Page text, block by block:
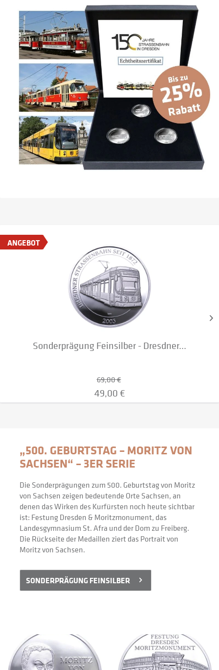
ANGEBOT
Sonderprägung Feinsilber - Dresdner...
69,00 €
49,00 €
„500. GEBURTSTAG – MORITZ VON
SACHSEN“ – 3ER SERIE
Die Sonderprägungen zum 500. Geburtstag von Moritz
von Sachsen zeigen bedeutende Orte Sachsen, an
denen das Wirken des Kurfürsten noch heute sichtbar
ist: Festung Dresden & Moritzmonument, das
Landesgymnasium St. Afra und der Dom zu Freiberg.
Die Rückseite der Medaillen ziert das Portrait von
Moritz von Sachsen.
SONDERPRÄGUNG FEINSILBER